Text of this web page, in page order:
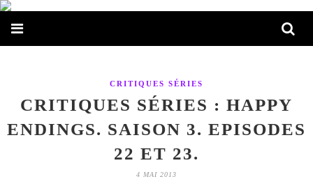
CRITIQUES SÉRIES
CRITIQUES SÉRIES : HAPPY
ENDINGS. SAISON 3. EPISODES
22 ET 23.
4 MAI 2013